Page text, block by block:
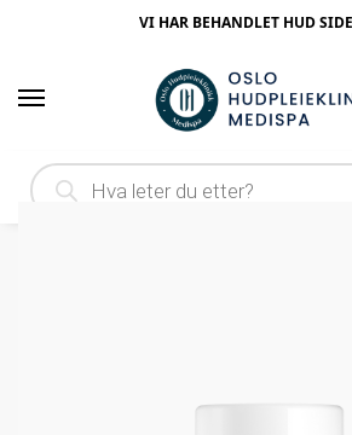
VI HAR BEHANDLET HUD
Hjem Dr.